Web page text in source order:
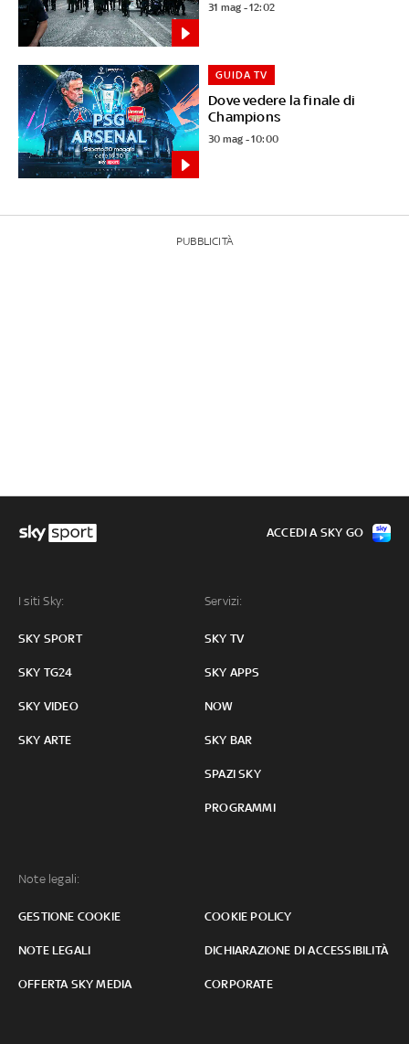
31 mag - 12:02
Dove vedere la finale di
Champions
GUIDA TV
30 mag - 10:00
PUBBLICITÀ
I siti Sky:
SKY SPORT
SKY TG24
SKY VIDEO
SKY ARTE
Servizi:
SKY TV
SKY APPS
NOW
SKY BAR
SPAZI SKY
PROGRAMMI
Note legali:
GESTIONE COOKIE COOKIE POLICY
NOTE LEGALI DICHIARAZIONE DI ACCESSIBILITÀ
OFFERTA SKY MEDIA CORPORATE
ACCEDI A SKY GO